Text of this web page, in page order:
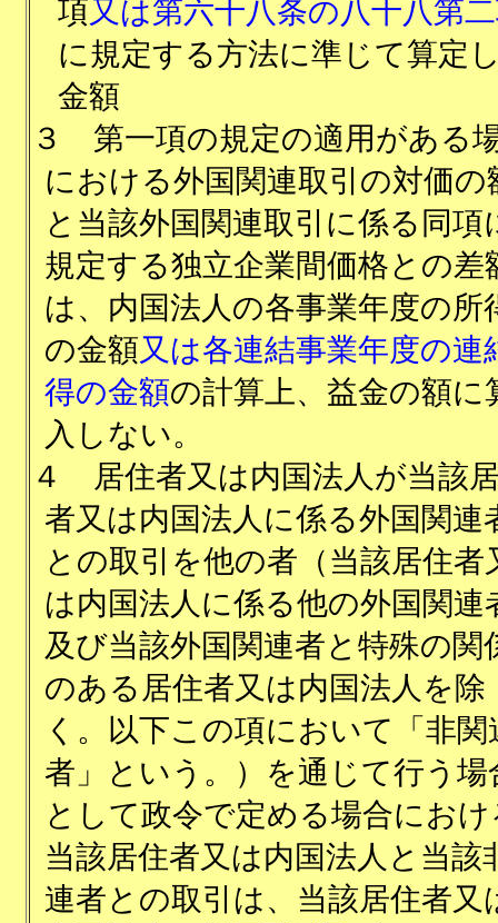
項又は第六十八条の八十八第
に規定する方法に準じて算定
金額
３
第一項の規定の適用がある
における外国関連取引の対価の
と当該外国関連取引に係る同項
規定する独立企業間価格との差
は、内国法人の各事業年度の所
の金額又は各連結事業年度の連
得の金額の計算上、益金の額に
入しない。
４
居住者又は内国法人が当該
者又は内国法人に係る外国関連
との取引を他の者（当該居住者
は内国法人に係る他の外国関連
及び当該外国関連者と特殊の関
のある居住者又は内国法人を除
く。以下この項において「非関
者」という。）を通じて行う場
として政令で定める場合におけ
当該居住者又は内国法人と当該
連者との取引は、当該居住者又